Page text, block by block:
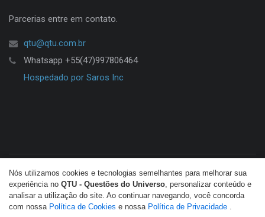
Nós utilizamos cookies e tecnologias semelhantes para melhorar sua
experiência no QTU - Questões do Universo, personalizar conteúdo e
analisar a utilização do site. Ao continuar navegando, você concorda
com nossa Política de Cookies e nossa Política de Privacidade .
Parcerias entre em contato.
qtu@qtu.com.br
Whatsapp +55(47)997806464
Hospedado por Saros Inc
© Copyright 2026 QTU. Todos os direitos reservados.